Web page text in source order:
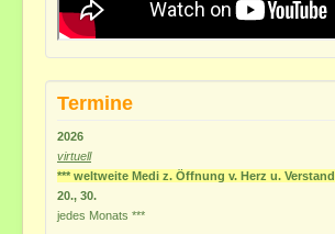
Termine
2026
virtuell
*** weltweite Medi z. Öffnung v. Herz u. Verstand
20., 30.
jedes Monats ***